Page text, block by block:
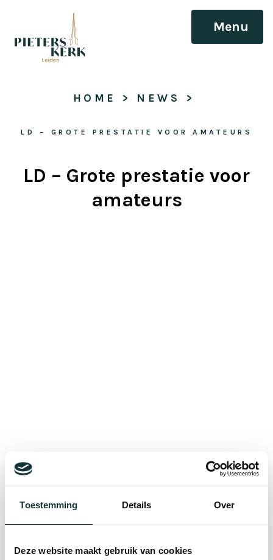
Toestemming Details Over
Deze website maakt gebruik van cookies
Menu
HOME > NEWS >
LD – GROTE PRESTATIE VOOR AMATEURS
LD – Grote prestatie voor
amateurs
Bekijk alle blogberichten